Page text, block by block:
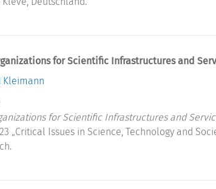
for Scientific Infrastructures and
Kleimann
for Scientific Infrastructures and
„Critical Issues in Science, Technology and